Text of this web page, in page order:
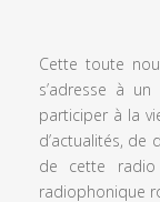
Cette toute
s’adresse à
participer à la
d’actualités, de
de cette radio
radiophonique